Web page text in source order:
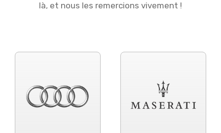
là, et nous les remercions vivement !